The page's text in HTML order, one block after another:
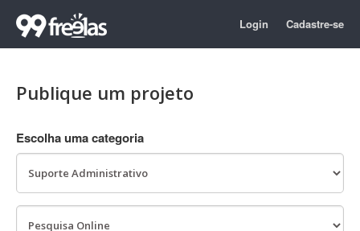
Login Cadastre-se
Publique um projeto
Escolha uma categoria